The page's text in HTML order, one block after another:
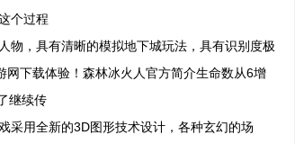
个过程
，具有清晰的模拟地下城玩法，具有识别度极
下载体验！森林冰火人官方简介生命数从6增
继续传
用全新的3D图形技术设计，各种玄幻的场